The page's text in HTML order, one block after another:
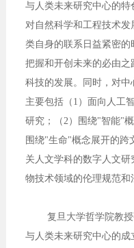
与人类未来研究中心的
对自然科学和工程技术发
类自身的联系日益紧密
把握和开创未来的必由之
科技的发展。同时，对中
主要包括（1）面向人工
研究；（2）围绕"智能"
围绕"生命"概念展开的跨
关人文学科的数字人文
物技术领域的伦理规范和
复旦大学哲学院教授
与人类未来研究中心的